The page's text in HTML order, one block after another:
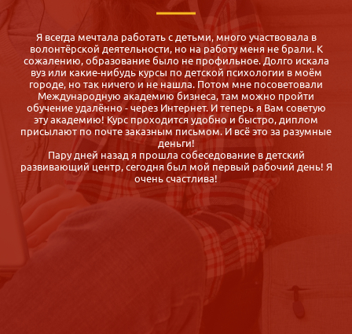
Я всегда мечтала работать с детьми, много участвовала в
волонтёрской деятельности, но на работу меня не брали. К
сожалению, образование было не профильное. Долго искала
вуз или какие-нибудь курсы по детской психологии в моём
городе, но так ничего и не нашла. Потом мне посоветовали
Международную академию бизнеса, там можно пройти
обучение удалённо - через Интернет. И теперь я Вам советую
эту академию! Курс проходится удобно и быстро, диплом
присылают по почте заказным письмом. И всё это за разумные
деньги!
Пару дней назад я прошла собеседование в детский
развивающий центр, сегодня был мой первый рабочий день! Я
очень счастлива!